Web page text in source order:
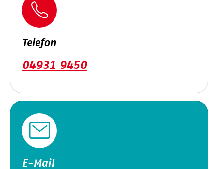
Telefon
04931 9450
E-Mail